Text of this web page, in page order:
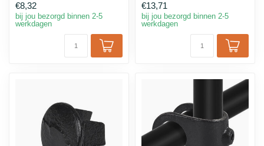
€8,32
bij jou bezorgd binnen 2-5
werkdagen
€13,71
bij jou bezorgd binnen 2-5
werkdagen